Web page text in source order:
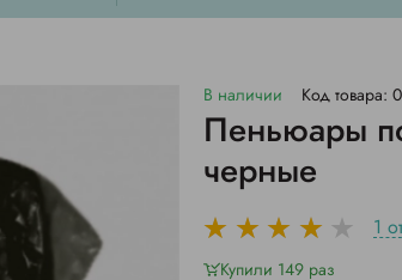
В наличии Код товара:
Пеньюары
черные
1
Купили 149 раз